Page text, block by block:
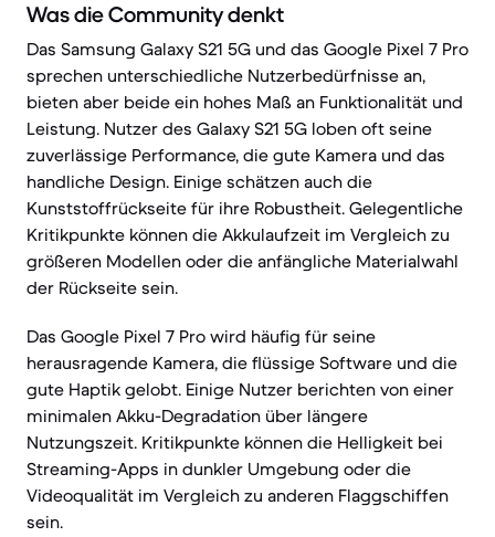
Was die Community denkt
Das Samsung Galaxy S21 5G und das Google Pixel 7 Pro
sprechen unterschiedliche Nutzerbedürfnisse an,
bieten aber beide ein hohes Maß an Funktionalität und
Leistung. Nutzer des Galaxy S21 5G loben oft seine
zuverlässige Performance, die gute Kamera und das
handliche Design. Einige schätzen auch die
Kunststoffrückseite für ihre Robustheit. Gelegentliche
Kritikpunkte können die Akkulaufzeit im Vergleich zu
größeren Modellen oder die anfängliche Materialwahl
der Rückseite sein.
Das Google Pixel 7 Pro wird häufig für seine
herausragende Kamera, die flüssige Software und die
gute Haptik gelobt. Einige Nutzer berichten von einer
minimalen Akku-Degradation über längere
Nutzungszeit. Kritikpunkte können die Helligkeit bei
Streaming-Apps in dunkler Umgebung oder die
Videoqualität im Vergleich zu anderen Flaggschiffen
sein.